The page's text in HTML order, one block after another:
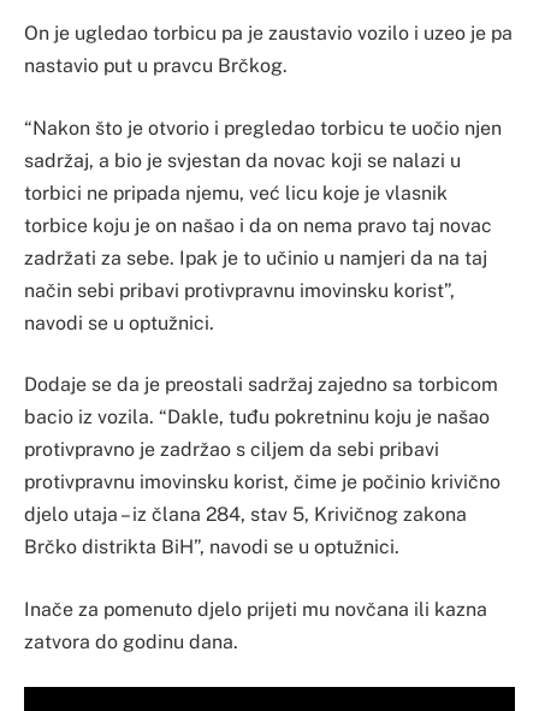
On je ugledao torbicu pa je zaustavio vozilo i uzeo je pa
nastavio put u pravcu Brčkog.
“Nakon što je otvorio i pregledao torbicu te uočio njen
sadržaj, a bio je svjestan da novac koji se nalazi u
torbici ne pripada njemu, već licu koje je vlasnik
torbice koju je on našao i da on nema pravo taj novac
zadržati za sebe. Ipak je to učinio u namjeri da na taj
način sebi pribavi protivpravnu imovinsku korist”,
navodi se u optužnici.
Dodaje se da je preostali sadržaj zajedno sa torbicom
bacio iz vozila. “Dakle, tuđu pokretninu koju je našao
protivpravno je zadržao s ciljem da sebi pribavi
protivpravnu imovinsku korist, čime je počinio krivično
djelo utaja – iz člana 284, stav 5, Krivičnog zakona
Brčko distrikta BiH”, navodi se u optužnici.
Inače za pomenuto djelo prijeti mu novčana ili kazna
zatvora do godinu dana.